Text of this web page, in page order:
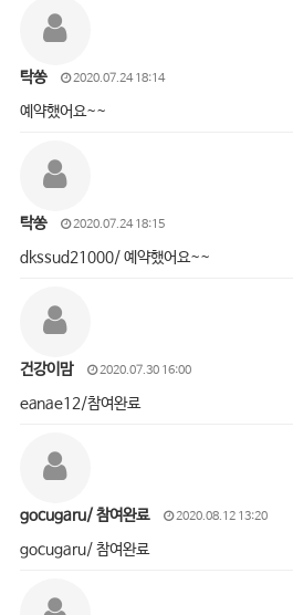
탁쏭 2020.07.24 18:14
예약했어요~~
탁쏭 2020.07.24 18:15
dkssud21000/ 예약했어요~~
건강이맘 2020.07.30 16:00
eanae12/참여완료
gocugaru/ 참여완료 2020.08.12 13:20
gocugaru/ 참여완료